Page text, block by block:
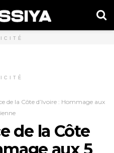
de la Côte d’Ivoire : Hommage aux
de la Côte